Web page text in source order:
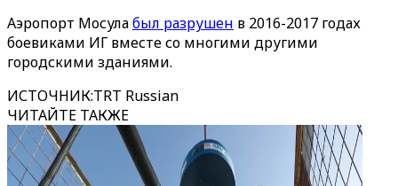
Аэропорт Мосулабыл разрушен в 2016-2017 годах
боевиками ИГ вместе со многими другими
городскими зданиями.
ИСТОЧНИК:TRT Russian
ЧИТАЙТЕ ТАКЖЕ